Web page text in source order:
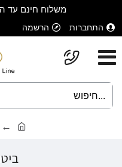
משלוח חינם עד
התחברות הרשמה